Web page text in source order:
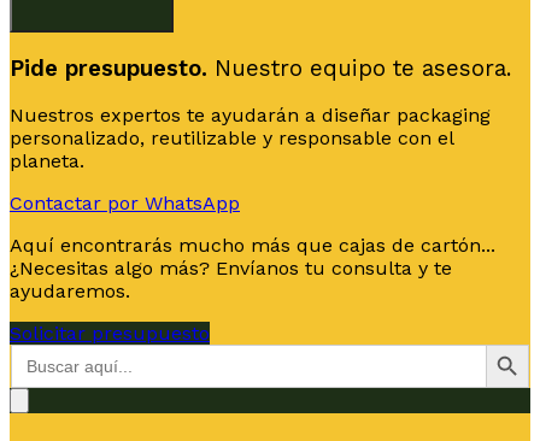
Pide presupuesto. Nuestro equipo te asesora.
Nuestros expertos te ayudarán a diseñar packaging
personalizado, reutilizable y responsable con el
planeta.
Contactar por WhatsApp
Aquí encontrarás mucho más que cajas de cartón...
¿Necesitas algo más? Envíanos tu consulta y te
ayudaremos.
Solicitar presupuesto
Buscar:
Botón de